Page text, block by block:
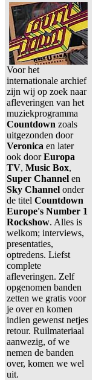
Voor het
internationale archief
zijn wij op zoek naar
afleveringen van het
muziekprogramma
Countdown zoals
uitgezonden door
Veronica en later
ook doorEuropa
TV, Music Box,
Super Channel en
Sky Channel onder
de titel Countdown
Europe's Number 1
Rockshow. Alles is
welkom; interviews,
presentaties,
optredens. Liefst
complete
afleveringen. Zelf
opgenomen banden
zetten we gratis voor
je over en komen
indien gewenst netjes
retour. Ruilmateriaal
aanwezig, of we
nemen de banden
over, komen we wel
uit.